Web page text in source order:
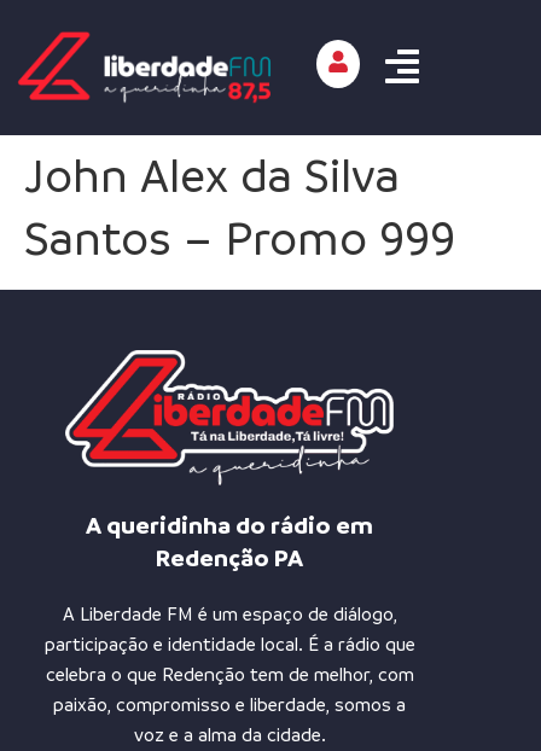
John Alex da Silva
Santos – Promo 999
A queridinha do rádio em
Redenção PA
A Liberdade FM é um espaço de diálogo,
participação e identidade local. É a rádio que
celebra o que Redenção tem de melhor, com
paixão, compromisso e liberdade, somos a
voz e a alma da cidade.